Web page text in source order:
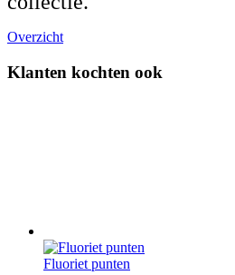
Overzicht
Klanten kochten ook
Fluoriet punten